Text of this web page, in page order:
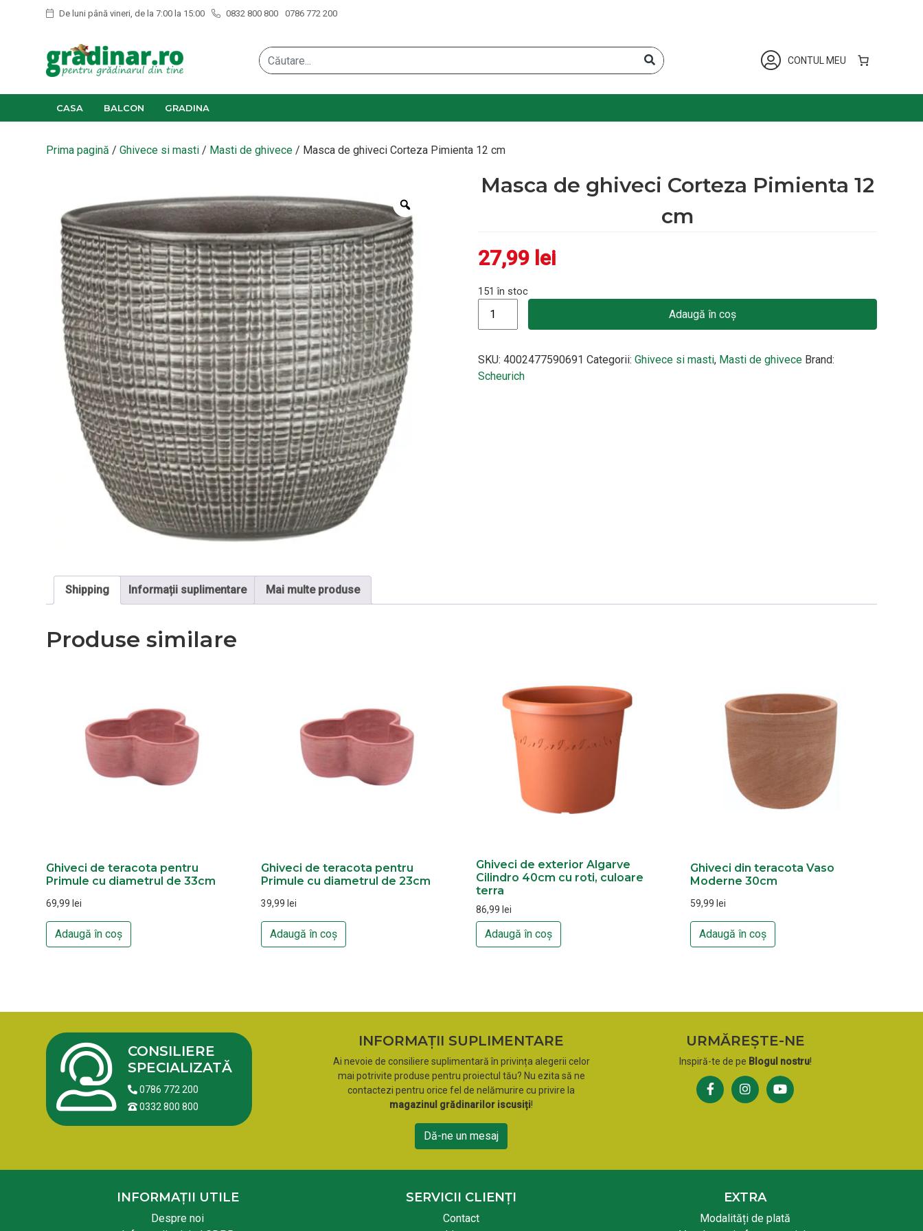
De luni până vineri, de la 7:00 la 15:00 0832 800 800 0786 772 200
CONTUL MEU
CASA BALCON GRADINA
Prima pagină / Ghivece si masti / Masti de ghivece / Masca de ghiveci Corteza Pimienta 12 cm
Masca de ghiveci Corteza Pimienta 12
cm
27,99 lei
151 în stoc
Adaugă în coș
SKU:4002477590691 Categorii:Ghivece si masti, Masti de ghivece Brand:
Scheurich
Shipping Informații suplimentare Mai multe produse
Produse similare
Ghiveci de teracota pentru
Primule cu diametrul de 33cm
69,99 lei
Adaugă în coș
Ghiveci de teracota pentru
Primule cu diametrul de 23cm
39,99 lei
Adaugă în coș
Ghiveci de exterior Algarve
Cilindro 40cm cu roti, culoare
terra
86,99 lei
Adaugă în coș
Ghiveci din teracota Vaso
Moderne 30cm
59,99lei
Adaugă în coș
CONSILIERE
SPECIALIZATĂ
0786 772 200
0332 800 800
INFORMAȚII SUPLIMENTARE
Ai nevoie de consiliere suplimentară în privința alegerii celor
mai potrivite produse pentru proiectul tău? Nu ezita să ne
contactezi pentru orice fel de nelămurire cu privire la
magazinul grădinarilor iscusiți!
Dă-ne un mesaj
URMĂREȘTE-NE
Inspiră-te de pe Blogul nostru!
INFORMAȚII UTILE
Despre noi
SERVICII CLIENȚI
Contact
EXTRA
Modalități de plată